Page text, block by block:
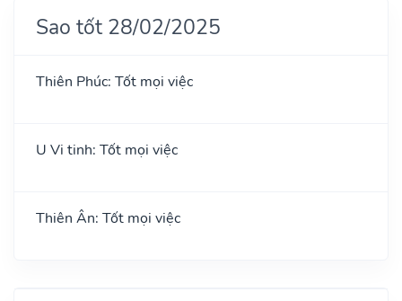
Sao tốt 28/02/2025
Thiên Phúc: Tốt mọi việc
U Vi tinh: Tốt mọi việc
Thiên Ân: Tốt mọi việc